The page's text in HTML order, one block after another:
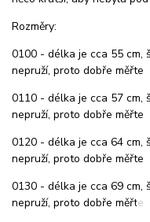
Rozměry:
0100 - délka je cca 55 cm,
nepruží, proto dobře měřte
0110 - délka je cca 57 cm,
nepruží, proto dobře měřte
0120 - délka je cca 64 cm,
nepruží, proto dobře měřte
0130 - délka je cca 69 cm,
nepruží, proto dobře měřte